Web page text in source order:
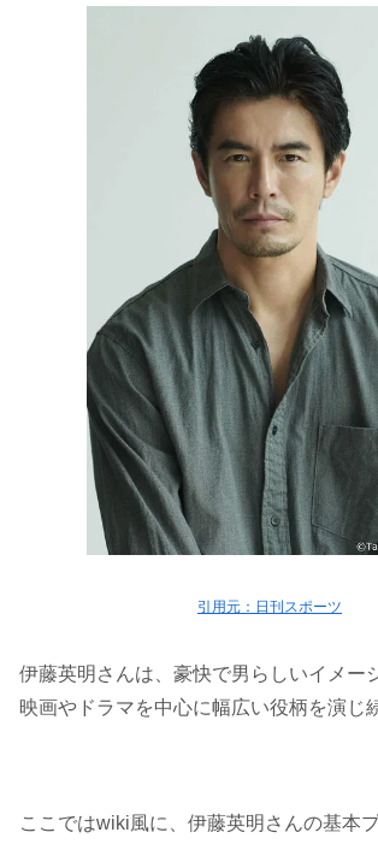
引用元：日刊スポーツ
伊藤英明さんは、豪快で男らしいイメー
映画やドラマを中心に幅広い役柄を演じ
ここではwiki風に、伊藤英明さんの基本